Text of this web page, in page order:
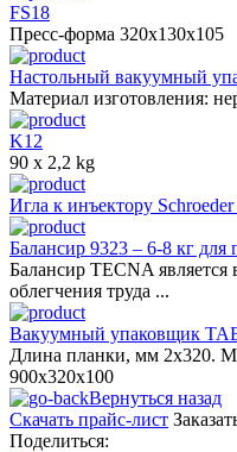
FS18
Пресс-форма 320x130x105
Настольный вакуумный
Материал изготовления:
K12
90 x 2,2 kg
Игла к инъектору
Балансир 9323 – 6-8 кг
Балансир TECNA
облегчения труда ...
Вакуумный упаковщик
Длина планки, мм 2x320.
900x320x100
Вернуться назад
Скачать прайс-лист
Поделиться: